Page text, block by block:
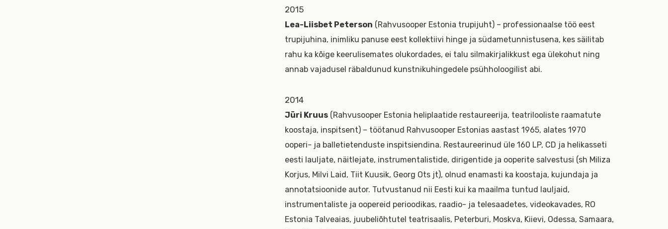
2015
Lea-Liisbet Peterson (Rahvusooper Estonia trupijuht) – professionaalse töö eest
trupijuhina, inimliku panuse eest kollektiivi hinge ja südametunnistusena, kes säilitab
rahu ka kõige keerulisemates olukordades, ei talu silmakirjalikkust ega ülekohut ning
annab vajadusel räbaldunud kunstnikuhingedele psühholoogilist abi.
2014
Jüri Kruus(Rahvusooper Estonia heliplaatide restaureerija, teatrilooliste raamatute
koostaja, inspitsent) – töötanud Rahvusooper Estonias aastast 1965, alates 1970
ooperi- ja balletietenduste inspitsiendina. Restaureerinud üle 160 LP, CD ja helikasseti
eesti lauljate, näitlejate, instrumentalistide, dirigentide ja ooperite salvestusi (sh Miliza
Korjus, Milvi Laid, Tiit Kuusik, Georg Ots jt), olnud enamasti ka koostaja, kujundaja ja
annotatsioonide autor. Tutvustanud nii Eesti kui ka maailma tuntud lauljaid,
instrumentaliste ja oopereid perioodikas, raadio- ja telesaadetes, videokavades, RO
Estonia Talveaias, juubeliõhtutel teatrisaalis, Peterburi, Moskva, Kiievi, Odessa, Samaara,